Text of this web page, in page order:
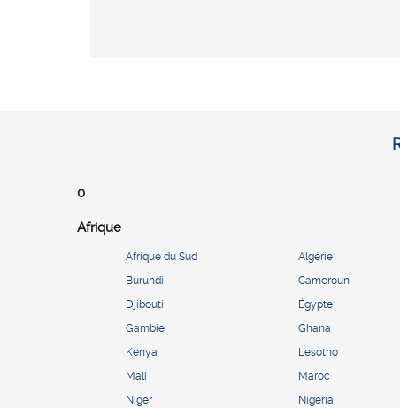
0
Afrique
Afrique du Sud Algérie
Burundi
Cameroun
Djibouti
Égypte
Gambie
Ghana
Kenya
Lesotho
Mali
Maroc
Niger
Nigeria